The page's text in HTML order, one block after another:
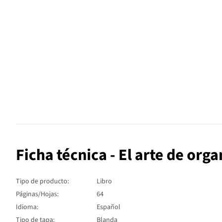
Ficha técnica - El arte de
Tipo de producto:
Libro
Páginas/Hojas:
64
Idioma:
Español
Tipo de tapa:
Blanda